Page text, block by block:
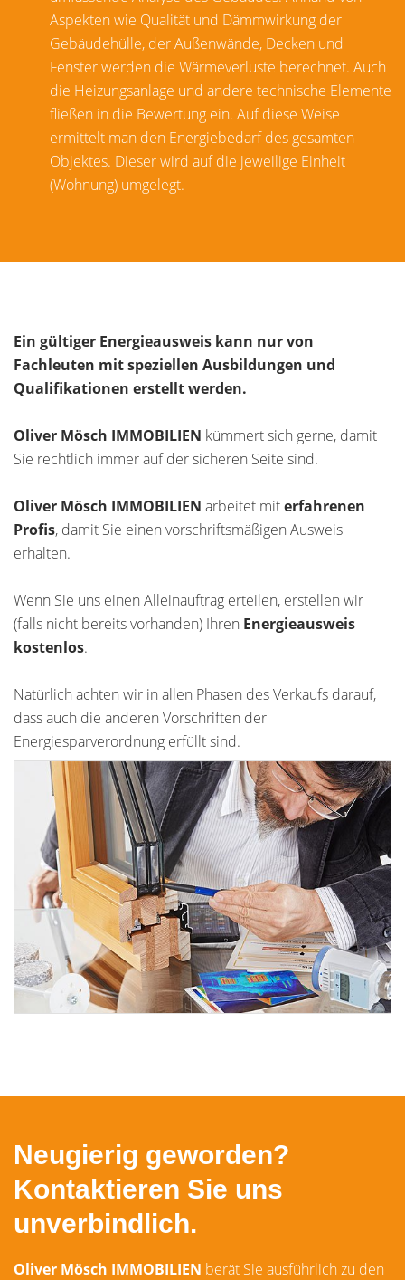
Aspekten wie Qualität und Dämmwirkung der
Gebäudehülle, der Außenwände, Decken und
Fenster werden die Wärmeverluste berechnet. Auch
die Heizungsanlage und andere technische Elemente
fließen in die Bewertung ein. Auf diese Weise
ermittelt man den Energiebedarf des gesamten
Objektes. Dieser wird auf die jeweilige Einheit
(Wohnung) umgelegt.
Ein gültiger Energieausweis kann nur von
Fachleuten mit speziellen Ausbildungen und
Qualifikationen erstellt werden.
Oliver Mösch IMMOBILIEN kümmert sich gerne, damit
Sie rechtlich immer auf der sicheren Seite sind.
Oliver Mösch IMMOBILIEN arbeitet miterfahrenen
Profis, damit Sie einen vorschriftsmäßigen Ausweis
erhalten.
Wenn Sie uns einen Alleinauftrag erteilen, erstellen wir
(falls nicht bereits vorhanden) Ihren Energieausweis
kostenlos.
Natürlich achten wir in allen Phasen des Verkaufs darauf,
dass auch die anderen Vorschriften der
Energiesparverordnung erfüllt sind.
Neugierig geworden?
Kontaktieren Sie uns
unverbindlich.
Oliver Mösch IMMOBILIEN berät Sie ausführlich zu den